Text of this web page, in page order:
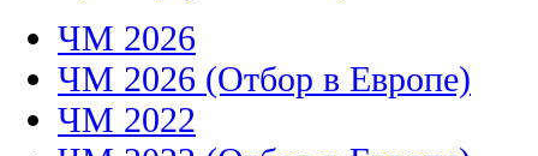
ЧМ 2026
ЧМ 2026 (Отбор в Европе)
ЧМ 2022